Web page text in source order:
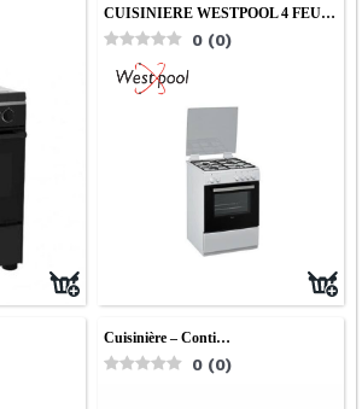
CUISINIERE WESTPOOL 4 FEU…
0 (0)
Cuisinière – Conti…
0 (0)